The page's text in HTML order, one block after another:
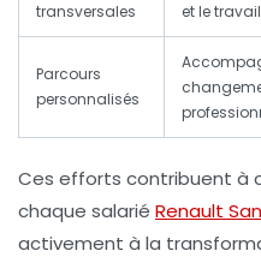
transversales
et le
Parcours
personnalisés
Ces efforts contribuent à
chaque salarié Renault
activement à la